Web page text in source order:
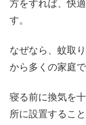
方をすれば、快
す。
なぜなら、蚊取
から多くの家庭
寝る前に換気を
所に設置するこ